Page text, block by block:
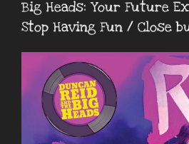
Big Heads: Your Future
Stop Having Fun / Close